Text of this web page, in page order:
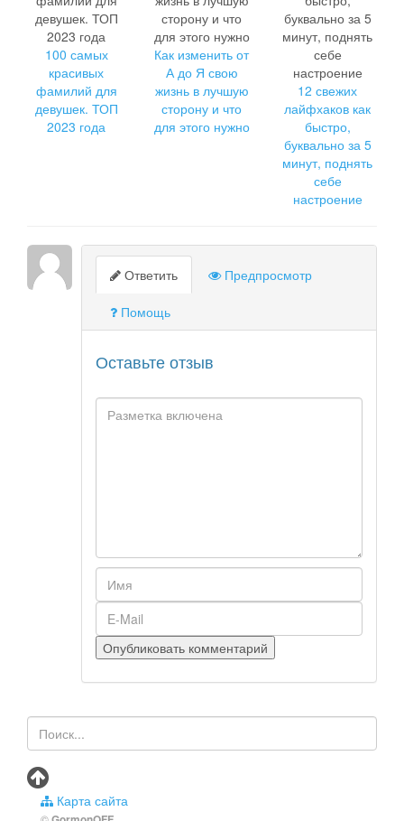
100 самых
красивых
фамилий для
девушек. ТОП
2023 года
Как изменить от
А до Я свою
жизнь в лучшую
сторону и что
для этого нужно
12 свежих
лайфхаков как
быстро,
буквально за 5
минут, поднять
себе
настроение
Ответить Предпросмотр
Помощь
Оставьте отзыв
Карта сайта